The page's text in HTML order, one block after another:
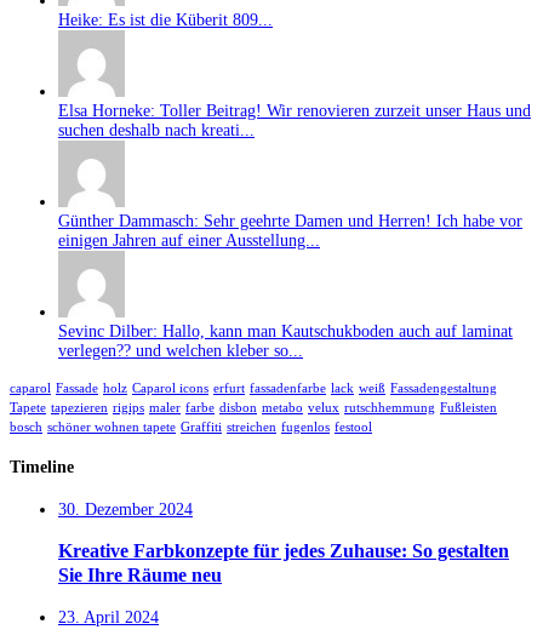
Heike: Es ist die Küberit 809...
Elsa Horneke: Toller Beitrag! Wir renovieren zurzeit unser Haus und
suchen deshalb nach kreati...
Günther Dammasch: Sehr geehrte Damen und Herren! Ich habe vor
einigen Jahren auf einer Ausstellung...
Sevinc Dilber: Hallo, kann man Kautschukboden auch auf laminat
verlegen?? und welchen kleber so...
caparol Fassade holz Caparol icons erfurt fassadenfarbe lack weiß Fassadengestaltung
Tapete tapezieren rigips maler farbe disbon metabo velux rutschhemmung Fußleisten
bosch schöner wohnen tapete Graffiti streichen fugenlos festool
Timeline
30. Dezember 2024
Kreative Farbkonzepte für jedes Zuhause: So gestalten
Sie Ihre Räume neu
23. April 2024